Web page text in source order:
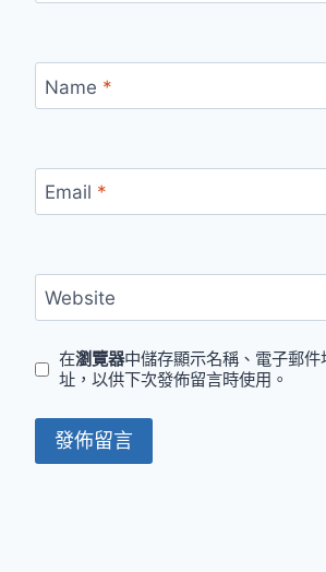
Name *
Email *
Website
在瀏覽器中儲存顯示名稱、電子郵
址，以供下次發佈留言時使用。